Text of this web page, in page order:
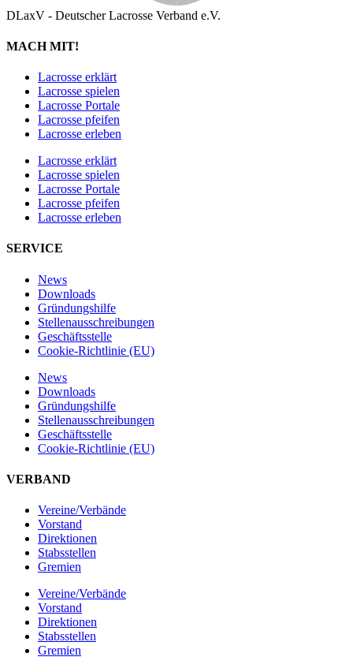
DLaxV - Deutscher Lacrosse Verband e.V.
MACH MIT!
Lacrosse erklärt
Lacrosse spielen
Lacrosse Portale
Lacrosse pfeifen
Lacrosse erleben
Lacrosse erklärt
Lacrosse spielen
Lacrosse Portale
Lacrosse pfeifen
Lacrosse erleben
SERVICE
News
Downloads
Gründungshilfe
Stellen­ausschreibungen
Geschäftsstelle
Cookie-Richtlinie (EU)
News
Downloads
Gründungshilfe
Stellen­ausschreibungen
Geschäftsstelle
Cookie-Richtlinie (EU)
VERBAND
Vereine/Verbände
Vorstand
Direktionen
Stabsstellen
Gremien
Vereine/Verbände
Vorstand
Direktionen
Stabsstellen
Gremien